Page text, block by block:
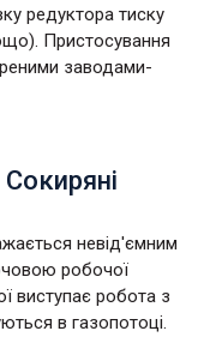
редуктора тиску
Пристосування
заводами-
невід'ємним
робочої
виступає робота з
в газопотоці.